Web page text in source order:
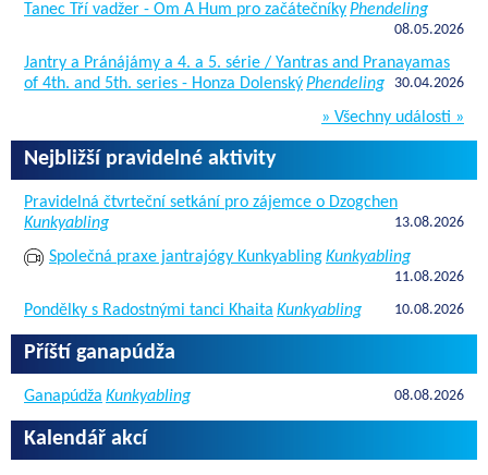
Tanec Tří vadžer - Om A Hum pro začátečníkyPhendeling
08.05.2026
Jantry a Pránájámy a 4. a 5. série / Yantras and Pranayamas
of 4th. and 5th. series - Honza DolenskýPhendeling 30.04.2026
» Všechny události »
Nejbližší pravidelné aktivity
Pravidelná čtvrteční setkání pro zájemce o Dzogchen
Kunkyabling
13.08.2026
Společná praxe jantrajógy KunkyablingKunkyabling
11.08.2026
Pondělky s Radostnými tanci Khaita Kunkyabling 10.08.2026
Příští ganapúdža
Ganapúdža Kunkyabling 08.08.2026
Kalendář akcí